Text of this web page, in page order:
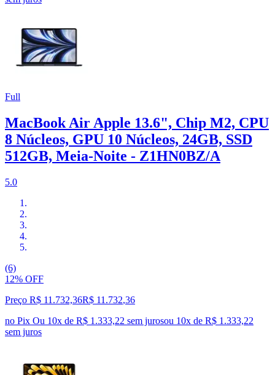
Full
MacBook Air Apple 13.6", Chip M2, CPU
8 Núcleos, GPU 10 Núcleos, 24GB, SSD
512GB, Meia-Noite - Z1HN0BZ/A
5.0
(6)
12% OFF
Preço R$ 11.732,36R$ 11.732,36
no Pix Ou 10x de R$ 1.333,22 sem jurosou 10x de R$ 1.333,22
sem juros